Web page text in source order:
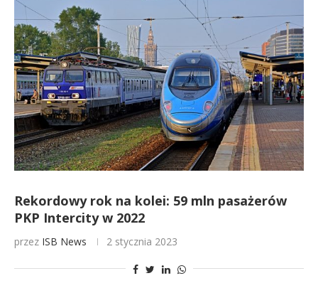
Rekordowy rok na kolei: 59 mln pasażerów
PKP Intercity w 2022
przez ISB News 2 stycznia 2023